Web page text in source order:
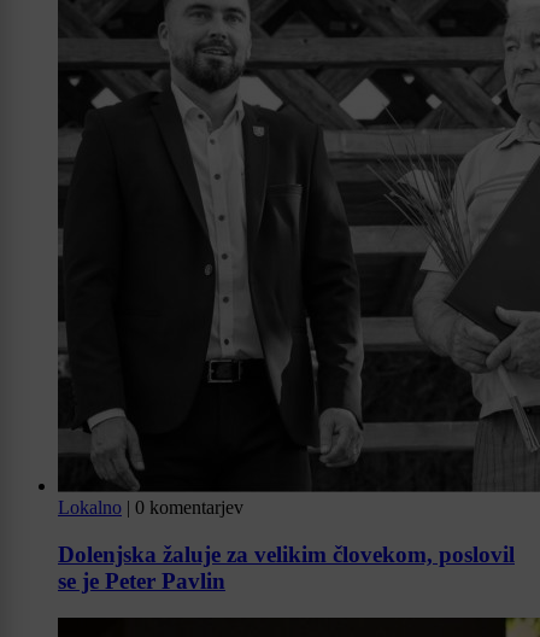
Lokalno | 0 komentarjev
Dolenjska žaluje za velikim človekom, poslovil
se je Peter Pavlin